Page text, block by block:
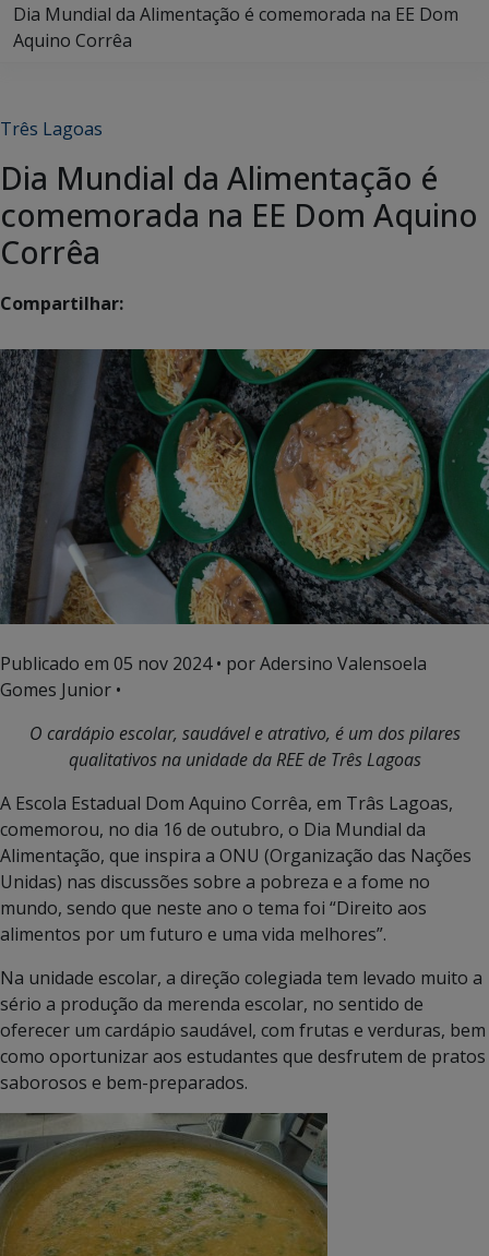
Dia Mundial da Alimentação é comemorada na EE Dom
Aquino Corrêa
Três Lagoas
Dia Mundial da Alimentação é
comemorada na EE Dom Aquino
Corrêa
Compartilhar:
Publicado em 05 nov 2024• por Adersino Valensoela
Gomes Junior •
O cardápio escolar, saudável e atrativo, é um dos pilares
qualitativos na unidade da REE de Três Lagoas
A Escola Estadual Dom Aquino Corrêa, em Trâs Lagoas,
comemorou, no dia 16 de outubro, o Dia Mundial da
Alimentação, que inspira a ONU (Organização das Nações
Unidas) nas discussões sobre a pobreza e a fome no
mundo, sendo que neste ano o tema foi “Direito aos
alimentos por um futuro e uma vida melhores”.
Na unidade escolar, a direção colegiada tem levado muito a
sério a produção da merenda escolar, no sentido de
oferecer um cardápio saudável, com frutas e verduras, bem
como oportunizar aos estudantes que desfrutem de pratos
saborosos e bem-preparados.